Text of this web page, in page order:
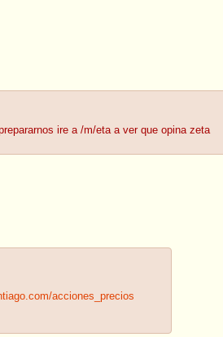
ire a /m/eta a ver que opina zeta
acciones_precios